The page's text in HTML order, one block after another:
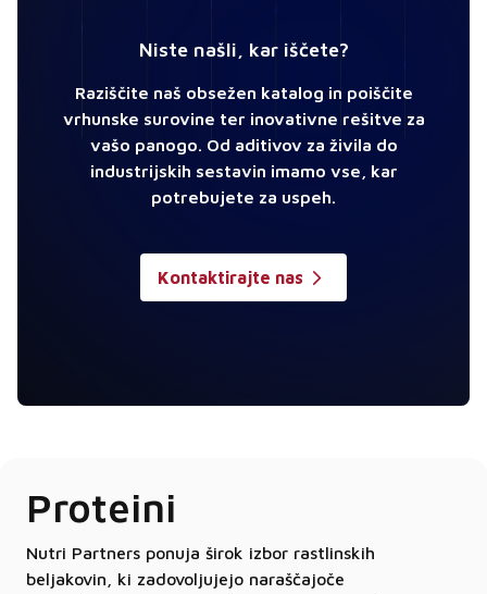
Niste našli, kar iščete?
Raziščite naš obsežen katalog in poiščite
vrhunske surovine ter inovativne rešitve za
vašo panogo. Od aditivov za živila do
industrijskih sestavin imamo vse, kar
potrebujete za uspeh.
Kontaktirajte nas
Proteini
Nutri Partners ponuja širok izbor rastlinskih
beljakovin, ki zadovoljujejo naraščajoče